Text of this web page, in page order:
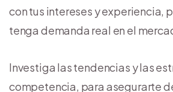
con tus intereses y experiencia,
tenga demanda real en el
Investiga las tendencias y las
competencia, para asegurarte